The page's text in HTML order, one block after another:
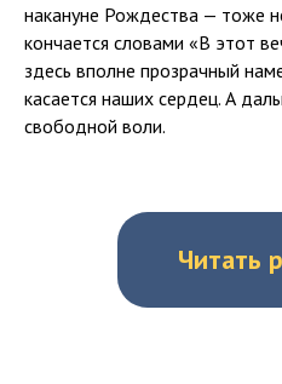
накануне Рождества — тоже
кончается словами «В этот
здесь вполне прозрачный
касается наших сердец. А
свободной воли.
Читать